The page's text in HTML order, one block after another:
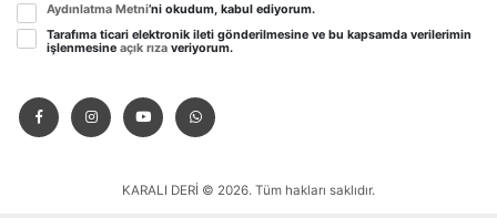
Aydınlatma Metni’ni okudum, kabul ediyorum.
Tarafıma ticari elektronik ileti gönderilmesine ve bu kapsamda verilerimin
işlenmesine açık rıza veriyorum.
KARALI DERİ © 2026. Tüm hakları saklıdır.